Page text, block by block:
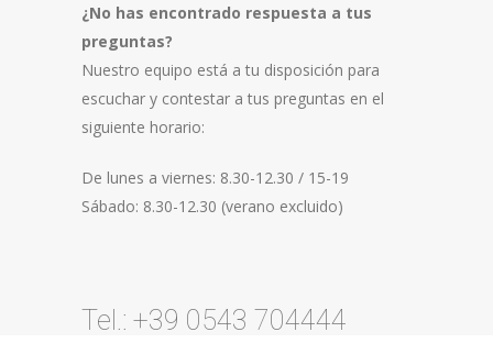
¿No has encontrado respuesta a tus
preguntas?
Nuestro equipo está a tu disposición para
escuchar y contestar a tus preguntas en el
siguiente horario:
De lunes a viernes: 8.30-12.30 / 15-19
Sábado: 8.30-12.30 (verano excluido)
Tel.: +39 0543 704444